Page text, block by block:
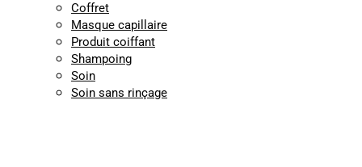
Coffret
Masque capillaire
Produit coiffant
Shampoing
Soin
Soin sans rinçage